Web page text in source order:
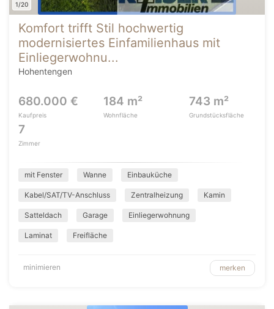
1/20
Komfort trifft Stil hochwertig
modernisiertes Einfamilienhaus mit
Einliegerwohnu...
Hohentengen
680.000 €
Kaufpreis
184 m²
Wohnfläche
743 m²
Grundstücksfläche
7
Zimmer
mit Fenster Wanne Einbauküche
Kabel/SAT/TV-Anschluss Zentralheizung Kamin
Satteldach Garage Einliegerwohnung
Laminat Freifläche
minimieren merken